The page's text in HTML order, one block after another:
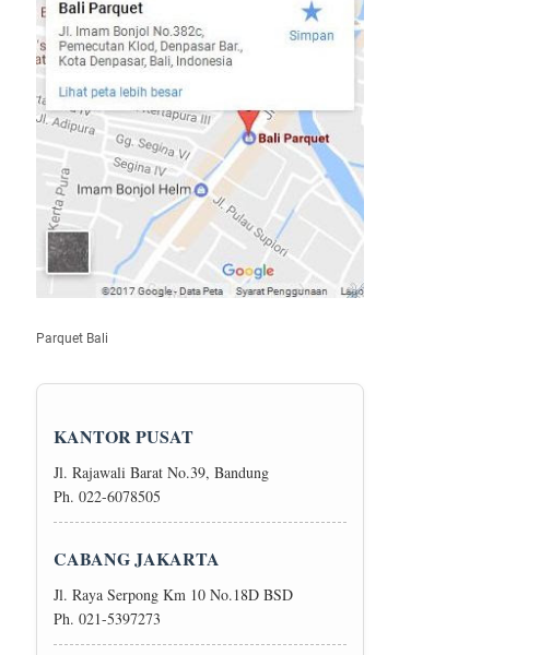
Parquet Bali
KANTOR PUSAT
Jl. Rajawali Barat No.39, Bandung
Ph. 022-6078505
CABANG JAKARTA
Jl. Raya Serpong Km 10 No.18D BSD
Ph. 021-5397273